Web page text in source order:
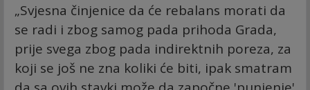
„Svjesna činjenice da će rebalans morati da
se radi i zbog samog pada prihoda Grada,
prije svega zbog pada indirektnih poreza, za
koji se još ne zna koliki će biti, ipak smatram